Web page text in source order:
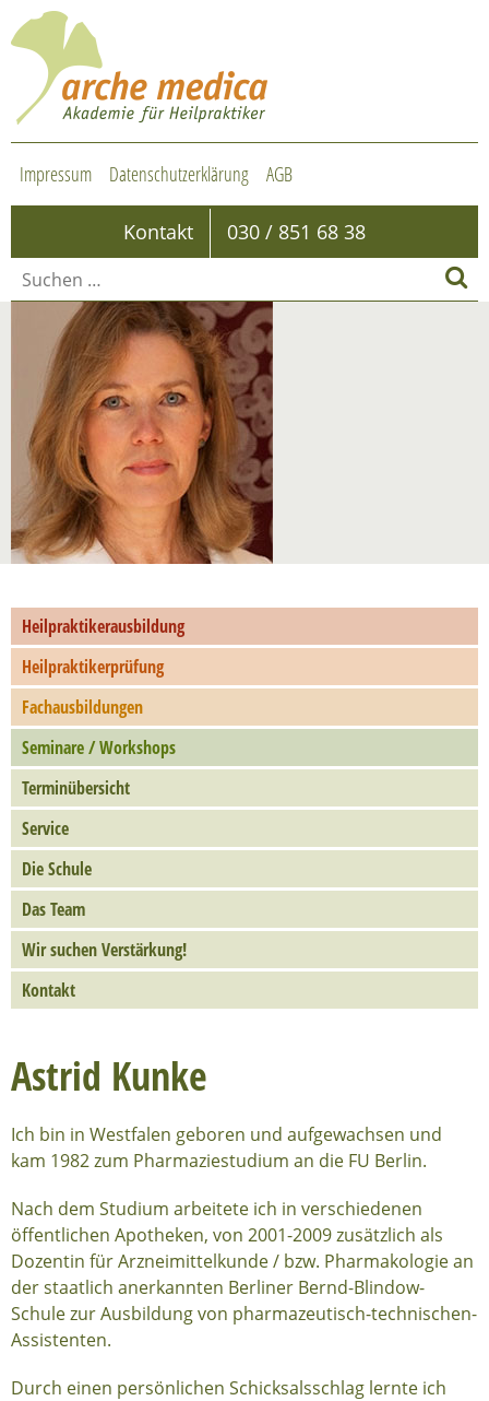
Impressum Datenschutzerklärung AGB
Kontakt 030 / 851 68 38
Heilpraktikerausbildung
Heilpraktikerprüfung
Fachausbildungen
Seminare / Workshops
Terminübersicht
Service
Die Schule
Das Team
Wir suchen Verstärkung!
Kontakt
Astrid Kunke
Ich bin in Westfalen geboren und aufgewachsen und
kam 1982 zum Pharmaziestudium an die FU Berlin.
Nach dem Studium arbeitete ich in verschiedenen
öffentlichen Apotheken, von 2001-2009 zusätzlich als
Dozentin für Arzneimittelkunde / bzw. Pharmakologie an
der staatlich anerkannten Berliner Bernd-Blindow-
Schule zur Ausbildung von pharmazeutisch-technischen-
Assistenten.
Durch einen persönlichen Schicksalsschlag lernte ich